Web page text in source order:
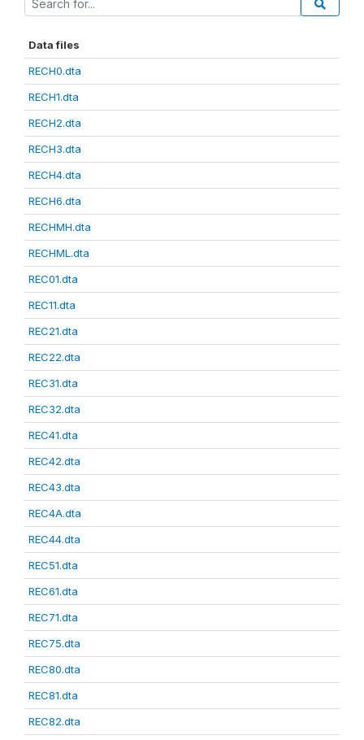
Data files
RECH0.dta
RECH1.dta
RECH2.dta
RECH3.dta
RECH4.dta
RECH6.dta
RECHMH.dta
RECHML.dta
REC01.dta
REC11.dta
REC21.dta
REC22.dta
REC31.dta
REC32.dta
REC41.dta
REC42.dta
REC43.dta
REC4A.dta
REC44.dta
REC51.dta
REC61.dta
REC71.dta
REC75.dta
REC80.dta
REC81.dta
REC82.dta